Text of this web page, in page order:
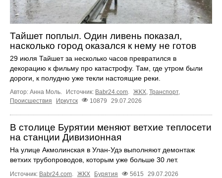
Тайшет поплыл. Один ливень показал,
насколько город оказался к нему не готов
29 июля Тайшет за несколько часов превратился в
декорацию к фильму про катастрофу. Там, где утром были
дороги, к полудню уже текли настоящие реки.
Автор: Анна Моль. Источник: Babr24.com. ЖКХ, Транспорт,
Происшествия
Иркутск 10879 29.07.2026
В столице Бурятии меняют ветхие теплосети
на станции Дивизионная
На улице Акмолинская в Улан-Удэ выполняют демонтаж
ветхих трубопроводов, которым уже больше 30 лет.
Источник: Babr24.com ЖКХ Бурятия 5615 29.07.2026